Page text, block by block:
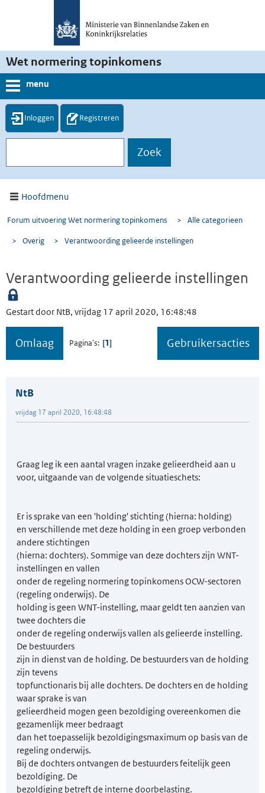
Wet normering topinkomens
menu
Inloggen Registreren
Hoofdmenu
Forum uitvoering Wet normering topinkomens > Alle categorieen
> Overig > Verantwoording gelieerde instellingen
Verantwoording gelieerde instellingen
Gestart door NtB, vrijdag 17 april 2020, 16:48:48
Omlaag Pagina's 1 Gebruikersacties
NtB
vrijdag 17 april 2020, 16:48:48
Graag leg ik een aantal vragen inzake gelieerdheid aan u
voor, uitgaande van de volgende situatieschets:
Er is sprake van een 'holding' stichting (hierna: holding)
en verschillende met deze holding in een groep verbonden
andere stichtingen
(hierna: dochters). Sommige van deze dochters zijn WNT-
instellingen en vallen
onder de regeling normering topinkomens OCW-sectoren
(regeling onderwijs). De
holding is geen WNT-instelling, maar geldt ten aanzien van
twee dochters die
onder de regeling onderwijs vallen als gelieerde instelling.
De bestuurders
zijn in dienst van de holding. De bestuurders van de holding
zijn tevens
topfunctionaris bij alle dochters. De dochters en de holding
waar sprake is van
gelieerdheid mogen geen bezoldiging overeenkomen die
gezamenlijk meer bedraagt
dan het toepasselijk bezoldigingsmaximum op basis van de
regeling onderwijs.
Bij de dochters ontvangen de bestuurders feitelijk geen
bezoldiging. De
bezoldiging betreft de interne doorbelasting.